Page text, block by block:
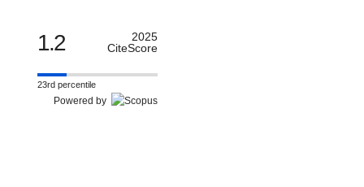
1.2
2025
CiteScore
23rd percentile
Powered by